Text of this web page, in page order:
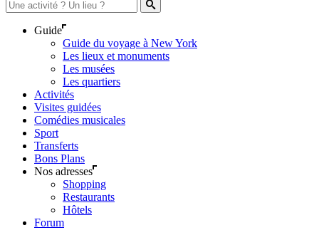
Guide
Guide du voyage à New York
Les lieux et monuments
Les musées
Les quartiers
Activités
Visites guidées
Comédies musicales
Sport
Transferts
Bons Plans
Nos adresses
Shopping
Restaurants
Hôtels
Forum